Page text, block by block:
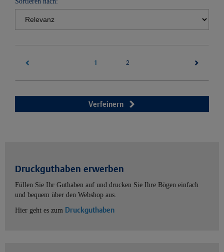
1 2(current)
Verfeinern
Druckguthaben erwerben
Füllen Sie Ihr Guthaben auf und drucken Sie Ihre Bögen einfach
und bequem über den Webshop aus.
Hier geht es zum Druckguthaben